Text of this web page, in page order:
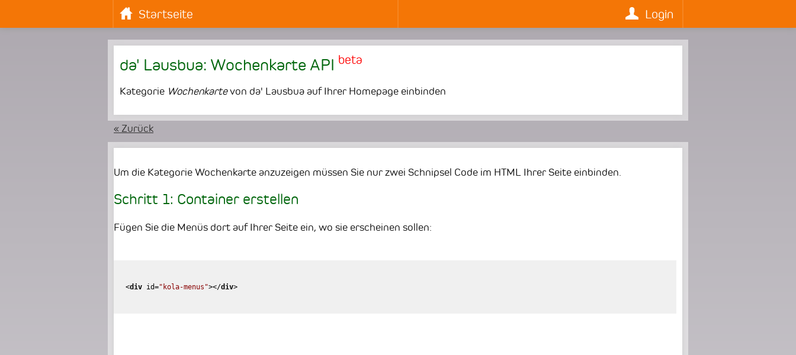
Startseite Login
da' Lausbua: Wochenkarte API beta
Kategorie Wochenkartevon da' Lausbua auf Ihrer Homepage einbinden
« Zurück
Um die Kategorie Wochenkarte anzuzeigen müssen Sie nur zwei Schnipsel Code im HTML Ihrer Seite einbinden.
Schritt 1: Container erstellen
Fügen Sie die Menüs dort auf Ihrer Seite ein, wo sie erscheinen sollen:
<div id="kola-menus"></div>